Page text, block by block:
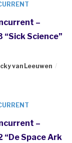
–
Science”
van Leeuwen
–
“De Space Ark